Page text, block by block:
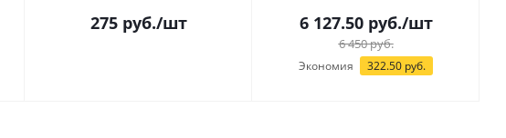
275руб./шт 6 127.50руб./шт
6 450руб.
Экономия 322.50 руб.